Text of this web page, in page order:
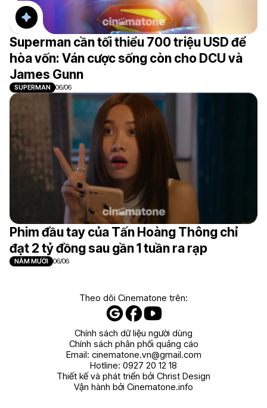
Superman cần tối thiểu 700 triệu USD để
hòa vốn: Ván cược sống còn cho DCU và
James Gunn
SUPERMAN 06/06
Phim đầu tay của Tấn Hoàng Thông chỉ
đạt 2 tỷ đồng sau gần 1 tuần ra rạp
NĂM MƯỜI 06/06
Theo dõi Cinematone trên:
Chính sách dữ liệu người dùng
Chính sách phân phối quảng cáo
Email: cinematone.vn@gmail.com
Hotline: 0927 20 12 18
Thiết kế và phát triển bởi Christ Design
Vận hành bởi Cinematone.info